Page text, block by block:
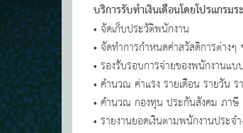
บริการรับทำเงินเดือนโดยโปรแกร
• จัดเก็บประวัติพนักงาน
• จัดทำการกำหนดค่าสวัสดิการต่างๆ
• รองรับรอบการจ่ายของพนักงานแ
• คำนวณ ค่าแรง รายเดือน รายวัน ร
• คำนวณ กองทุน ประกันสังคม ภาษี
• รายงานยอดเงินตามพนักงานประ